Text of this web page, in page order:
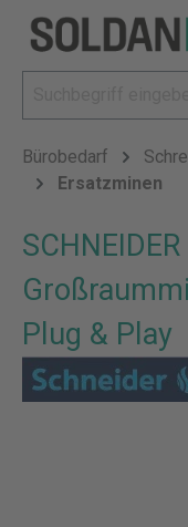
Bürobedarf
Ersatzminen
Plug & Play